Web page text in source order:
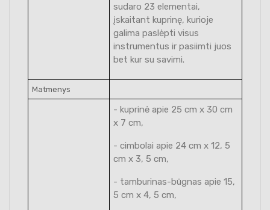
sudaro 23 elementai,
įskaitant kuprinę, kurioje
galima paslėpti visus
instrumentus ir pasiimti juos
bet kur su savimi.
Matmenys
- kuprinė apie 25 cm x 30 cm
x 7 cm,
- cimbolai apie 24 cm x 12, 5
cm x 3, 5 cm,
- tamburinas-būgnas apie 15,
5 cm x 4, 5 cm,